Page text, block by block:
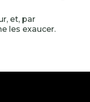
et, par
les exaucer.